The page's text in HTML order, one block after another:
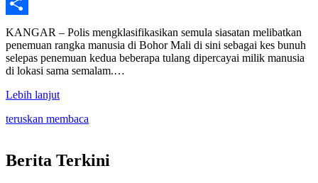
WhatsApp
Share
KANGAR – Polis mengklasifikasikan semula siasatan melibatkan
penemuan rangka manusia di Bohor Mali di sini sebagai kes bunuh
selepas penemuan kedua beberapa tulang dipercayai milik manusia
di lokasi sama semalam.…
Lebih lanjut
teruskan membaca
Berita Terkini